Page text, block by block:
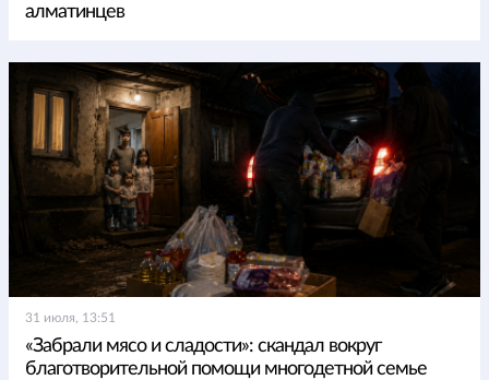
алматинцев
31 июля, 13:51
«Забрали мясо и сладости»: скандал вокруг
благотворительной помощи многодетной семье